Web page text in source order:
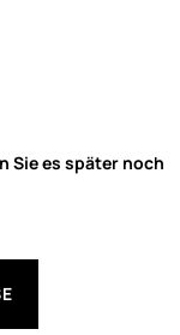
Sie es später noch